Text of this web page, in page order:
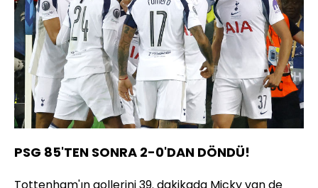
PSG 85'TEN SONRA 2-0'DAN DÖNDÜ!